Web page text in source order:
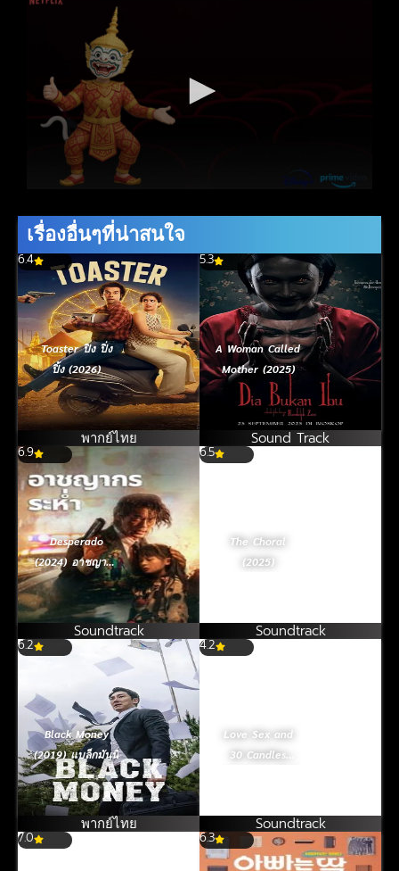
เรื่องอื่นๆที่น่าสนใจ
6.4
Toaster ปิง ปิ่ง
ปิ้ง (2026)
พากย์ไทย
5.3
A Woman Called
Mother (2025)
Sound Track
6.9
Desperado
(2024) อาชญากร
Soundtrack
6.5
The Choral
(2025)
Soundtrack
6.2
Black Money
(2019) แบล็กมันนี่
พากย์ไทย
4.2
Love Sex and
30 Candles
Soundtrack
7.0 6.3